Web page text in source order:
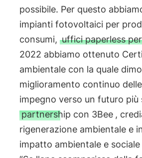
possibile. Per questo
impianti fotovoltaici per
consumi, uffici paperless
2022 abbiamo ottenuto
ambientale con la quale
miglioramento continuo
impegno verso un futuro
partnership con 3Bee ,
rigenerazione ambientale e
impatto ambientale e